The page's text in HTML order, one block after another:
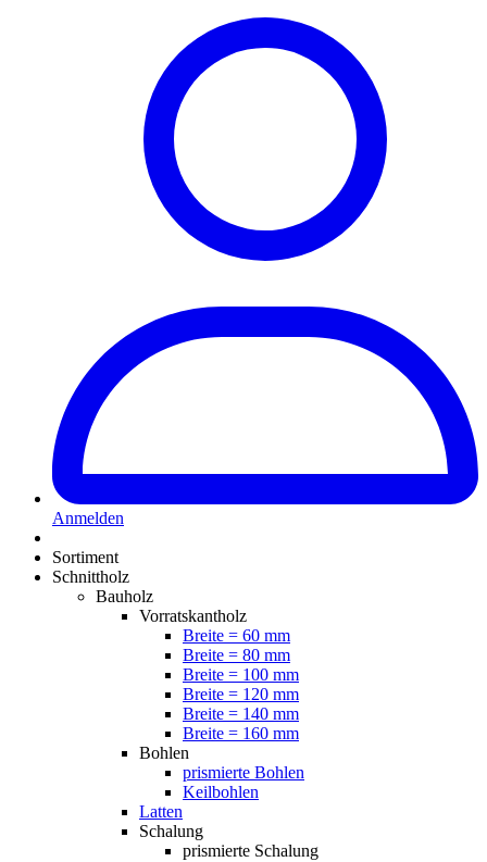
Anmelden
Sortiment
Schnittholz
Bauholz
Vorratskantholz
Breite = 60 mm
Breite = 80 mm
Breite = 100 mm
Breite = 120 mm
Breite = 140 mm
Breite = 160 mm
Bohlen
prismierte Bohlen
Keilbohlen
Latten
Schalung
prismierte Schalung